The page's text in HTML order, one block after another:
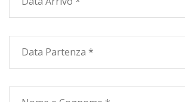
CIN IT053018A1DN4844W7